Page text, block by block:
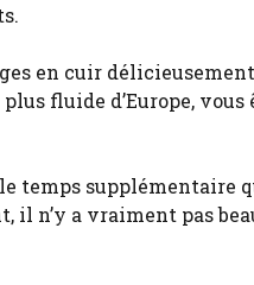
en cuir
fluide d’Europe,
temps supplémentaire
il n’y a vraiment pas